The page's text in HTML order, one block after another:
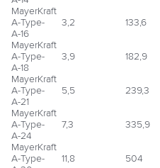
MayerKraft
A-Type-
А-16
3,2 133,6
MayerKraft
A-Type-
А-18
3,9 182,9
MayerKraft
A-Type-
А-21
5,5 239,3
MayerKraft
A-Type-
А-24
7,3 335,9
MayerKraft
A-Type-
11,8 504